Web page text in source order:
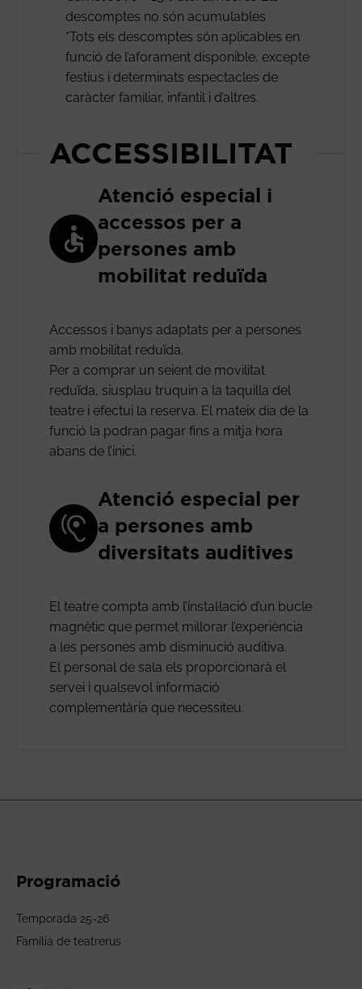
descomptes no són acumulables
*Tots els descomptes són aplicables en
funció de l’aforament disponible, excepte
festius i determinats espectacles de
caràcter familiar, infantil i d’altres.
ACCESSIBILITAT
Atenció especial i
accessos per a
persones amb
mobilitat reduïda
Accessos i banys adaptats per a persones
amb mobilitat reduïda.
Per a comprar un seient de movilitat
reduïda, siusplau truquin a la taquilla del
teatre i efectui la reserva. El mateix dia de la
funció la podran pagar fins a mitja hora
abans de l’inici.
Atenció especial per
a persones amb
diversitats auditives
El teatre compta amb l’instal·lació d’un bucle
magnètic que permet millorar l’experiència
a les persones amb disminució auditiva.
El personal de sala els proporcionarà el
servei i qualsevol informació
complementària que necessiteu.
Programació
Temporada 25-26
Família de teatrerus